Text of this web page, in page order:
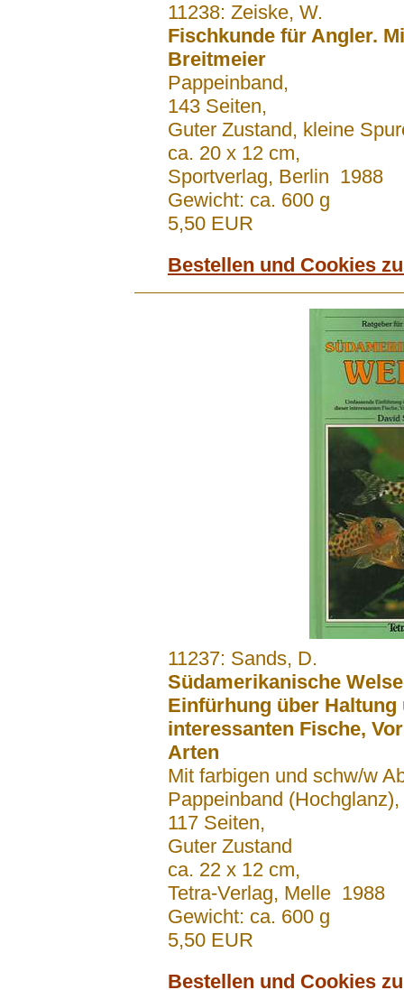
11238: Zeiske, W.
Fischkunde für Angler.
Breitmeier
Pappeinband,
143 Seiten,
Guter Zustand, kleine
ca. 20 x 12 cm,
Sportverlag, Berlin 1988
Gewicht: ca. 600 g
5,50 EUR
Bestellen und Cookies
11237: Sands, D.
Südamerikanische
Einfürhung über Haltung
interessanten Fische,
Arten
Mit farbigen und schw/w
Pappeinband (Hochglanz),
117 Seiten,
Guter Zustand
ca. 22 x 12 cm,
Tetra-Verlag, Melle 1988
Gewicht: ca. 600 g
5,50 EUR
Bestellen und Cookies